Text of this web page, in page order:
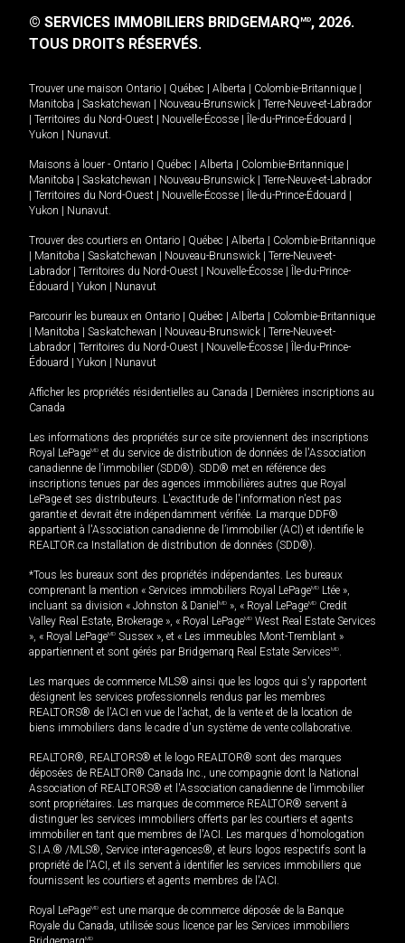
© SERVICES IMMOBILIERS BRIDGEMARQMD, 2026.
TOUS DROITS RÉSERVÉS.
Trouver une maison Ontario | Québec | Alberta | Colombie-Britannique |
Manitoba | Saskatchewan | Nouveau-Brunswick | Terre-Neuve-et-Labrador
| Territoires du Nord-Ouest | Nouvelle-Écosse | Île-du-Prince-Édouard |
Yukon | Nunavut
Maisons à louer - Ontario | Québec | Alberta | Colombie-Britannique |
Manitoba | Saskatchewan | Nouveau-Brunswick | Terre-Neuve-et-Labrador
| Territoires du Nord-Ouest | Nouvelle-Écosse | Île-du-Prince-Édouard |
Yukon | Nunavut
Trouver des courtiers en Ontario | Québec | Alberta | Colombie-Britannique
| Manitoba | Saskatchewan | Nouveau-Brunswick | Terre-Neuve-et-
Labrador | Territoires du Nord-Ouest | Nouvelle-Écosse | Île-du-Prince-
Édouard | Yukon | Nunavut
Parcourir les bureaux en Ontario | Québec | Alberta | Colombie-Britannique
| Manitoba | Saskatchewan | Nouveau-Brunswick | Terre-Neuve-et-
Labrador | Territoires du Nord-Ouest | Nouvelle-Écosse | Île-du-Prince-
Édouard | Yukon | Nunavut
Afficher les propriétés résidentielles au Canada | Dernières inscriptions au
Canada
Les informations des propriétés sur ce site proviennent des inscriptions
Royal LePageMD et du service de distribution de données de l'Association
canadienne de l’immobilier (SDD®). SDD® met en référence des
inscriptions tenues par des agences immobilières autres que Royal
LePage et ses distributeurs. L'exactitude de l'information n'est pas
garantie et devrait être indépendamment vérifiée. La marque DDF®
appartient à l'Association canadienne de l’immobilier (ACI) et identifie le
REALTOR.ca Installation de distribution de données (SDD®).
*Tous les bureaux sont des propriétés indépendantes. Les bureaux
comprenant la mention « Services immobiliers Royal LePageMD Ltée »,
incluant sa division « Johnston & Daniel MD », « Royal LePageMD Credit
Valley Real Estate, Brokerage », « Royal LePageMD West Real Estate Services
», « Royal LePageMD Sussex », et « Les immeubles Mont-Tremblant »
appartiennent et sont gérés par Bridgemarq Real Estate ServicesMD
Les marques de commerce MLS® ainsi que les logos qui s'y rapportent
désignent les services professionnels rendus par les membres
REALTORS® de l'ACI en vue de l'achat, de la vente et de la location de
biens immobiliers dans le cadre d'un système de vente collaborative.
REALTOR®, REALTORS® et le logo REALTOR® sont des marques
déposées de REALTOR® Canada Inc., une compagnie dont la National
Association of REALTORS® et l'Association canadienne de l’immobilier
sont propriétaires. Les marques de commerce REALTOR® servent à
distinguer les services immobiliers offerts par les courtiers et agents
immobilier en tant que membres de l'ACI. Les marques d'homologation
S.I.A.® /MLS®, Service inter-agences®, et leurs logos respectifs sont la
propriété de l'ACI, et ils servent à identifier les services immobiliers que
fournissent les courtiers et agents membres de l'ACI.
Royal LePageMD est une marque de commerce déposée de la Banque
Royale du Canada, utilisée sous licence par les Services immobiliers
MD